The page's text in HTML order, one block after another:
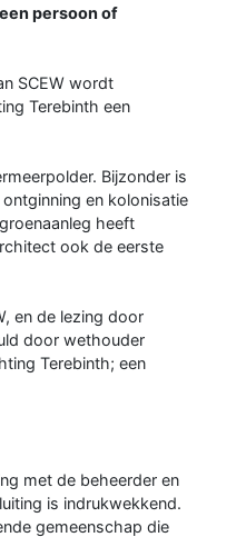
persoon of
SCEW wordt
Terebinth een
Bijzonder is
en kolonisatie
heeft
ook de eerste
en de lezing door
door wethouder
Terebinth; een
met de beheerder en
is indrukwekkend.
gemeenschap die